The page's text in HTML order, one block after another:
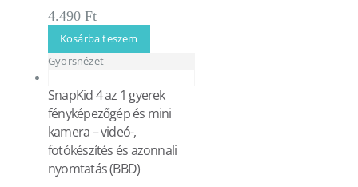
4.490 Ft
Kosárba teszem
Gyorsnézet
SnapKid 4 az 1 gyerek
fényképezőgép és mini
kamera – videó-,
fotókészítés és azonnali
nyomtatás (BBD)